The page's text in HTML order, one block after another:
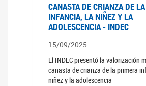
CANASTA DE CRIANZA DE
INFANCIA, LA NIÑEZ Y LA
ADOLESCENCIA - INDEC
15/09/2025
El INDEC presentó la valorización
canasta de crianza de la primera
niñez y la adolescencia